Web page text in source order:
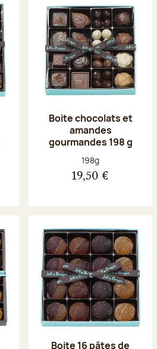
Boite chocolats et
amandes
gourmandes 198 g
Poids net :
198g
19,50 €
Boite 16 pâtes de